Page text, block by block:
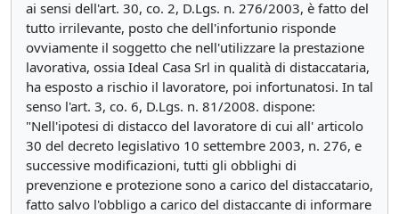
ai sensi dell'art. 30, co. 2, D.Lgs. n. 276/2003, è fatto del
tutto irrilevante, posto che dell'infortunio risponde
ovviamente il soggetto che nell'utilizzare la prestazione
lavorativa, ossia Ideal Casa Srl in qualità di distaccataria,
ha esposto a rischio il lavoratore, poi infortunatosi. In tal
senso l'art. 3, co. 6, D.Lgs. n. 81/2008. dispone:
"Nell'ipotesi di distacco del lavoratore di cui all' articolo
30 del decreto legislativo 10 settembre 2003, n. 276, e
successive modificazioni, tutti gli obblighi di
prevenzione e protezione sono a carico del distaccatario,
fatto salvo l'obbligo a carico del distaccante di informare